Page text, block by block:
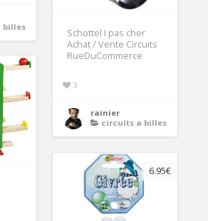
billes
Schottel I pas cher
Achat / Vente Circuits
RueDuCommerce
3
rainier
circuits a billes
6.95€